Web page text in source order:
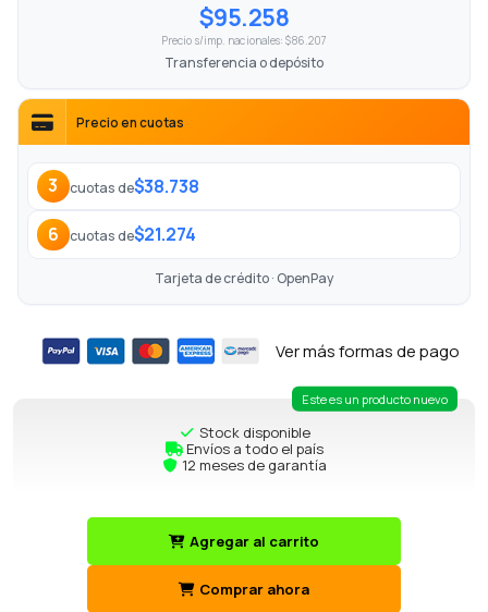
$95.258
Precio s/imp. nacionales: $86.207
Transferencia o depósito
Precio en cuotas
3 cuotas de$38.738
6 cuotas de$21.274
Tarjeta de crédito · OpenPay
Ver más formas de pago
Este es un producto nuevo
Stock disponible
Envíos a todo el país
12 meses de garantía
Agregar al carrito
Comprar ahora